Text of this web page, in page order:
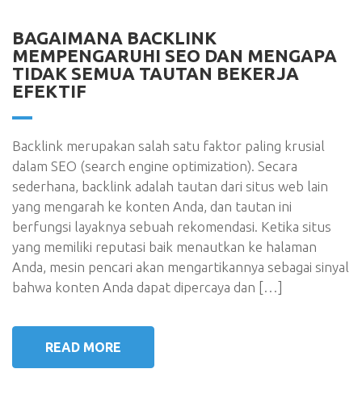
BAGAIMANA BACKLINK
MEMPENGARUHI SEO DAN MENGAPA
TIDAK SEMUA TAUTAN BEKERJA
EFEKTIF
Backlink merupakan salah satu faktor paling krusial
dalam SEO (search engine optimization). Secara
sederhana, backlink adalah tautan dari situs web lain
yang mengarah ke konten Anda, dan tautan ini
berfungsi layaknya sebuah rekomendasi. Ketika situs
yang memiliki reputasi baik menautkan ke halaman
Anda, mesin pencari akan mengartikannya sebagai sinyal
bahwa konten Anda dapat dipercaya dan […]
READ MORE